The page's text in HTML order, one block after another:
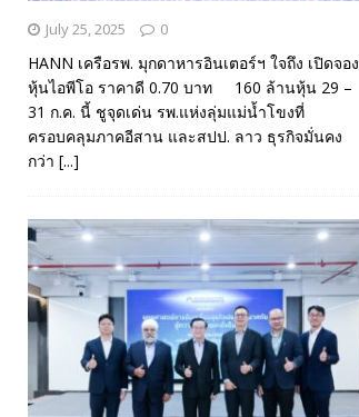
July 25, 2025 0
HANN เครือรพ. มุกดาหารอินเตอร์ฯ ใจถึง เปิดจอง
หุ้นไอพีโอ ราคาดี 0.70 บาท 160 ล้านหุ้น 29 –
31 ก.ค. นี้ ชูจุดเด่น รพ.แห่งลุ่มแม่น้ำโขงที่
ครอบคลุมภาคอีสาน และสปป. ลาว ธุรกิจมั่นคง
กว่า [...]